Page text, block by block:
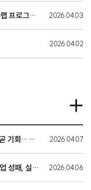
「광명시 강소형 스마트도시 조성사업 오픈랩 프로그램」 2026.04.03
2026.04.02
와이앤아처 조정원 CPO 합류… “지역이 곧 기회… 현장 중심 창업 생태계 만들어야” ▶ 기사 원문 보기: [글로벌이코노믹] https://www.g-enews.com/article/Securities/2026/04/202604071118341601edf69f862c_1 2026.04.07
와이앤아처, 오진영 CPO 합류… “스타트업 성패, 실행력에서 갈린다” 2026.04.06